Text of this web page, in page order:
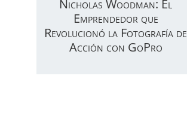
Nicholas Woodman: El
Emprendedor que
Revolucionó la Fotografía de
Acción con GoPro